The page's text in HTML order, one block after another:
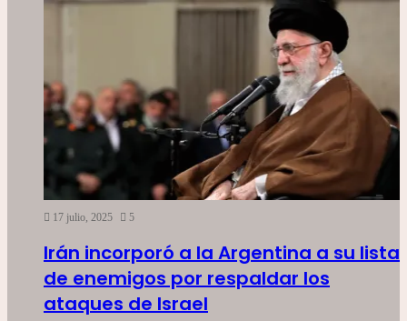
17 julio, 2025 5
Irán incorporó a la Argentina a su lista
de enemigos por respaldar los
ataques de Israel